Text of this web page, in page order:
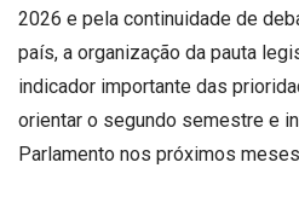
2026 e pela continuidade de
país, a organização da pauta
indicador importante das
orientar o segundo semestre e
Parlamento nos próximos